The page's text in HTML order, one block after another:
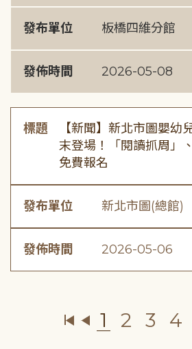
發布單位 板橋四維分館
發佈時間 2026-05-08
標題
【新聞】新北市圖嬰幼
末登場！「閱讀抓周」
免費報名
發布單位 新北市圖(總館)
發佈時間 2026-05-06
1 2 3 4